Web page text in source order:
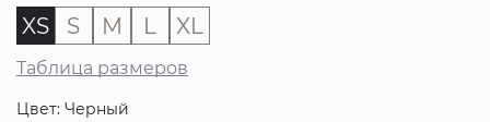
XS S M L XL
Таблица размеров
Цвет: Черный